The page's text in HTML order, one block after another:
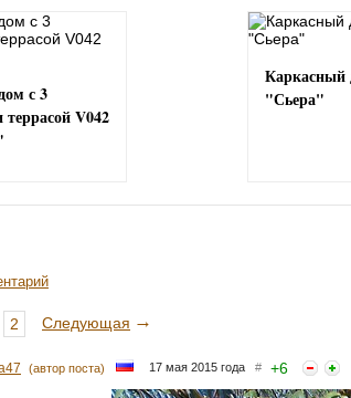
с 3
V042
Каркасный
"Сьера"
2 Следующая →
(автор поста) 17 мая 2015 года # +6